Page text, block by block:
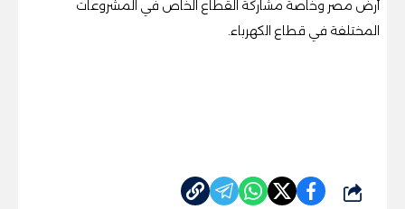
أرض مصر وخاصة مشاركة القطاع الخاص في المشروعات
المختلفة في قطاع الكهرباء.
شارك